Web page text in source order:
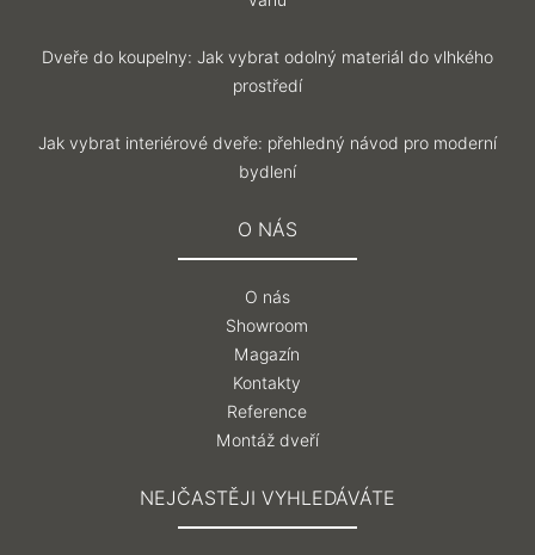
Dveře do koupelny: Jak vybrat odolný materiál do vlhkého
prostředí
Jak vybrat interiérové dveře: přehledný návod pro moderní
bydlení
O NÁS
O nás
Showroom
Magazín
Kontakty
Reference
Montáž dveří
NEJČASTĚJI VYHLEDÁVÁTE